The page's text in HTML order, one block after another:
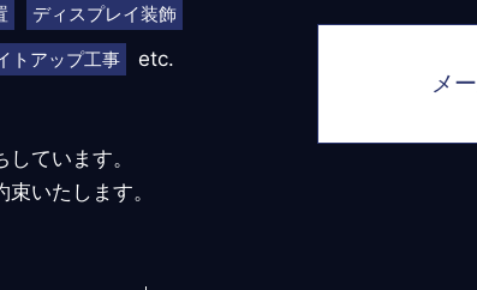
ディスプレイ装飾
トアップ工事
etc.
ています。
いたします。
メ